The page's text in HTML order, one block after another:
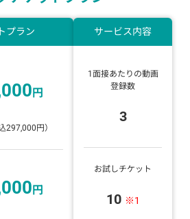
プラン
円
297,000円）
円
サービス内容
1面接あたりの動画
登録数
3
お試しチケット
10 ※1